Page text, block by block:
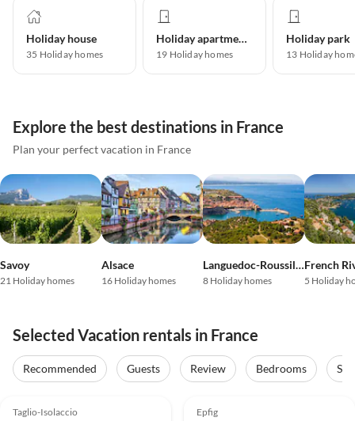
Holiday house
35 Holiday homes
Holiday apartment
19 Holiday homes
Holiday park
13 Holiday
Explore the best destinations in France
Plan your perfect vacation in France
Savoy
21 Holiday homes
Alsace
16 Holiday homes
Languedoc-Roussillon
8 Holiday homes
French
5 Holiday
Selected Vacation rentals in France
Recommended Guests Review Bedrooms
Taglio-Isolaccio
Top-Listing
Epfig